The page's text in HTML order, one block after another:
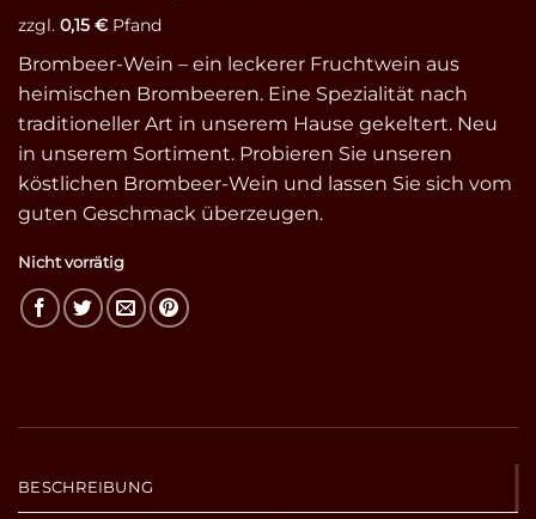
zzgl. 0,15 €Pfand
Brombeer-Wein – ein leckerer Fruchtwein aus
heimischen Brombeeren. Eine Spezialität nach
traditioneller Art in unserem Hause gekeltert. Neu
in unserem Sortiment. Probieren Sie unseren
köstlichen Brombeer-Wein und lassen Sie sich vom
guten Geschmack überzeugen.
Nicht vorrätig
BESCHREIBUNG